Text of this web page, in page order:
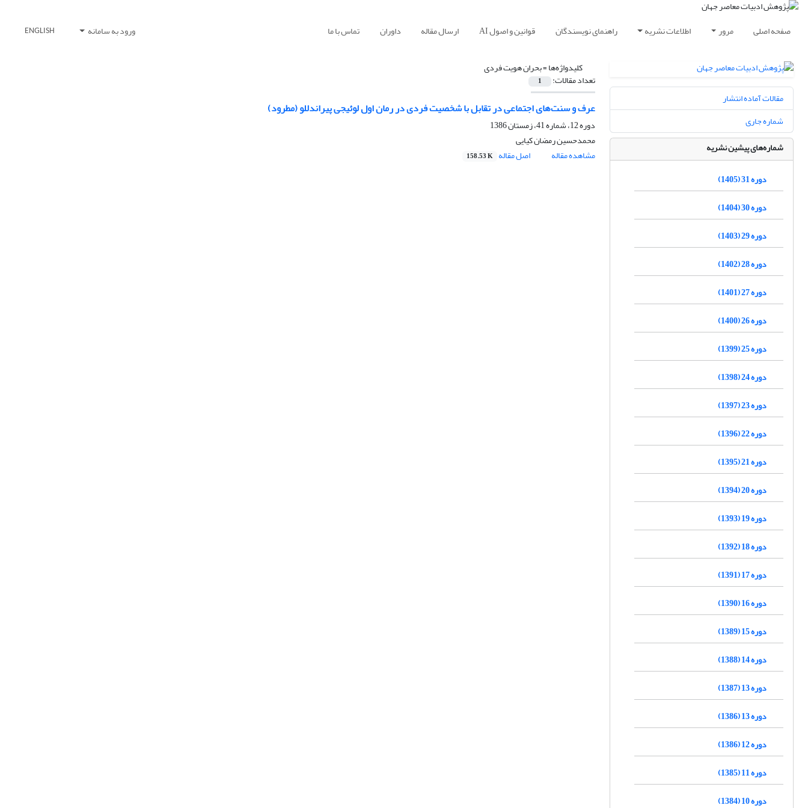
صفحه اصلی مرور اطلاعات نشریه راهنمای نویسندگان قوانین و اصول AI ارسال مقاله داوران تماس با ما ورود به سامانه ENGLISH
کلیدواژه‌ها =بحران هویت فردی
تعداد مقالات: 1
عرف و سنت‌های اجتماعی در تقابل با شخصیت فردی در رمان اول لوئیجی پیراندللو (مطرود)
دوره 12، شماره 41، زمستان 1386
محمدحسین رمضان کیایی
مشاهده مقاله
اصل مقاله 158.53 K
مقالات آماده انتشار
شماره جاری
شماره‌های پیشین نشریه
دوره 31 (1405)
دوره 30 (1404)
دوره 29 (1403)
دوره 28 (1402)
دوره 27 (1401)
دوره 26 (1400)
دوره 25 (1399)
دوره 24 (1398)
دوره 23 (1397)
دوره 22 (1396)
دوره 21 (1395)
دوره 20 (1394)
دوره 19 (1393)
دوره 18 (1392)
دوره 17 (1391)
دوره 16 (1390)
دوره 15 (1389)
دوره 14 (1388)
دوره 13 (1387)
دوره 13 (1386)
دوره 12 (1386)
دوره 11 (1385)
دوره 10 (1384)